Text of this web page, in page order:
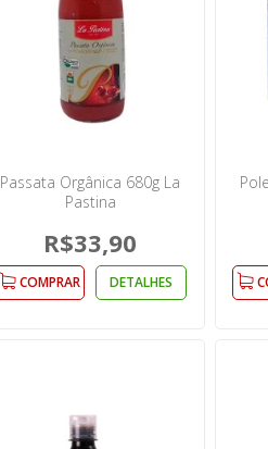
Passata Orgânica 680g La
Pastina
R$33,90
COMPRAR DETALHES